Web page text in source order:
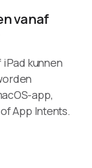
vanaf
kunnen
app,
App Intents.